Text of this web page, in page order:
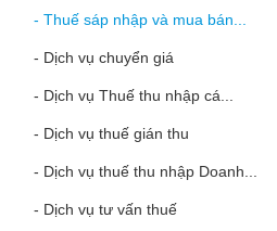
- Thuế sáp nhập và mua bán...
- Dịch vụ chuyển giá
- Dịch vụ Thuế thu nhập cá...
- Dịch vụ thuế gián thu
- Dịch vụ thuế thu nhập Doanh...
- Dịch vụ tư vấn thuế